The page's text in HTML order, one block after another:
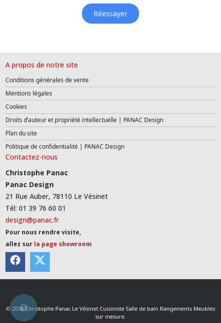
Réessayer
A propos de notre site
Conditions générales de vente
Mentions légales
Cookies
Droits d’auteur et propriété intellectuelle | PANAC Design
Plan du site
Politique de confidentialité | PANAC Design
Contactez-nous
Christophe Panac
Panac Design
21 Rue Auber, 78110 Le Vésinet
Tél: 01 39 76 60 01
design@panac.fr
Pour nous rendre visite,
allez sur la page showroom
© 2026 Christophe Panac Le Vésinet Cuisiniste Salle de bain Rangements Meubles
sur mesure.